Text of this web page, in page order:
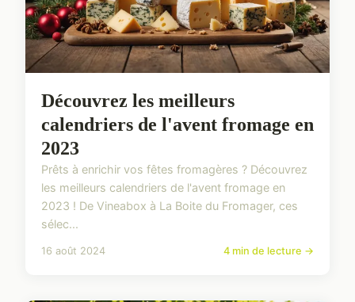
Découvrez les meilleurs
calendriers de l'avent fromage en
2023
Prêts à enrichir vos fêtes fromagères ? Découvrez
les meilleurs calendriers de l'avent fromage en
2023 ! De Vineabox à La Boite du Fromager, ces
sélec...
16 août 2024 4 min de lecture →